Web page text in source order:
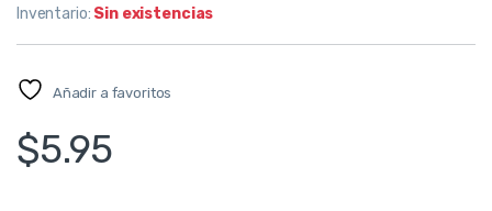
5.00de 5
Inventario: Sin existencias
Añadir a favoritos
$5.95